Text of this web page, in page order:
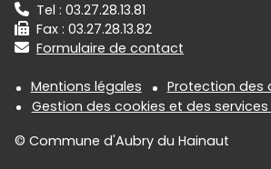
Tel : 03.27.28.13.81
Fax : 03.27.28.13.82
Formulaire de contact
Informations
Mentions légales
Protection des
Gestion des cookies et des services
© Commune d'Aubry du Hainaut